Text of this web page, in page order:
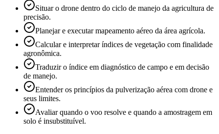
Situar o drone dentro do ciclo de manejo da agricultura de
precisão.
Planejar e executar mapeamento aéreo da área agrícola.
Calcular e interpretar índices de vegetação com finalidade
agronômica.
Traduzir o índice em diagnóstico de campo e em decisão
de manejo.
Entender os princípios da pulverização aérea com drone e
seus limites.
Avaliar quando o voo resolve e quando a amostragem em
solo é insubstituível.